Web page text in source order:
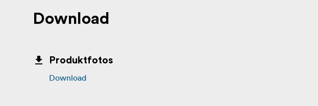
Download
Produktfotos
Download